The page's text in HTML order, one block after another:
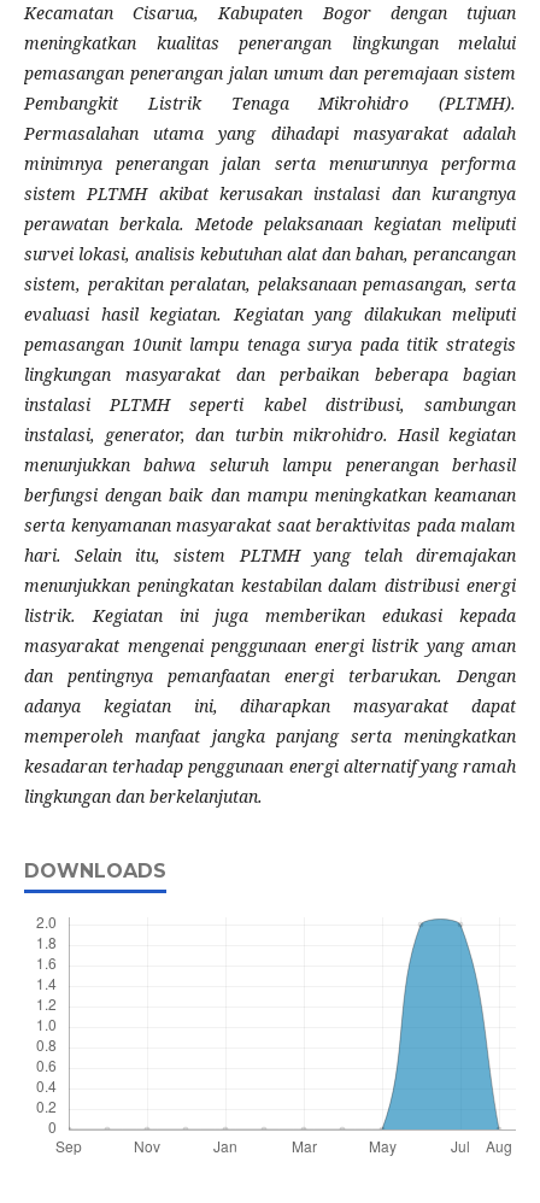
Kecamatan Cisarua, Kabupaten Bogor dengan tujuan
meningkatkan kualitas penerangan lingkungan melalui
pemasangan penerangan jalan umum dan peremajaan sistem
Pembangkit Listrik Tenaga Mikrohidro (PLTMH).
Permasalahan utama yang dihadapi masyarakat adalah
minimnya penerangan jalan serta menurunnya performa
sistem PLTMH akibat kerusakan instalasi dan kurangnya
perawatan berkala. Metode pelaksanaan kegiatan meliputi
survei lokasi, analisis kebutuhan alat dan bahan, perancangan
sistem, perakitan peralatan, pelaksanaan pemasangan, serta
evaluasi hasil kegiatan. Kegiatan yang dilakukan meliputi
pemasangan 10unit lampu tenaga surya pada titik strategis
lingkungan masyarakat dan perbaikan beberapa bagian
instalasi PLTMH seperti kabel distribusi, sambungan
instalasi, generator, dan turbin mikrohidro. Hasil kegiatan
menunjukkan bahwa seluruh lampu penerangan berhasil
berfungsi dengan baik dan mampu meningkatkan keamanan
serta kenyamanan masyarakat saat beraktivitas pada malam
hari. Selain itu, sistem PLTMH yang telah diremajakan
menunjukkan peningkatan kestabilan dalam distribusi energi
listrik. Kegiatan ini juga memberikan edukasi kepada
masyarakat mengenai penggunaan energi listrik yang aman
dan pentingnya pemanfaatan energi terbarukan. Dengan
adanya kegiatan ini, diharapkan masyarakat dapat
memperoleh manfaat jangka panjang serta meningkatkan
kesadaran terhadap penggunaan energi alternatif yang ramah
lingkungan dan berkelanjutan.
DOWNLOADS